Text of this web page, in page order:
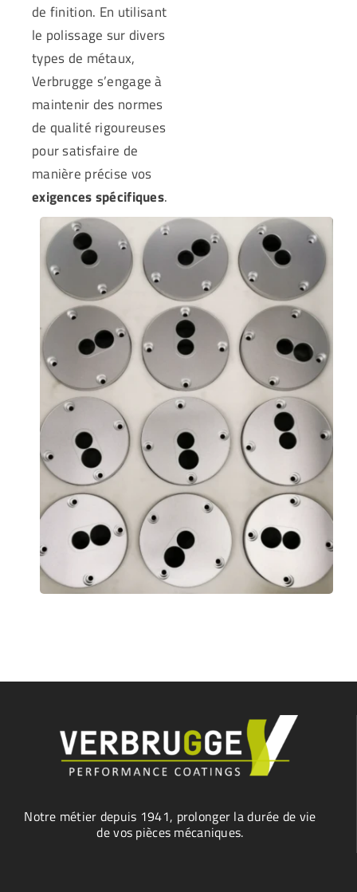
de finition. En utilisant
le polissage sur divers
types de métaux,
Verbrugge s’engage à
maintenir des normes
de qualité rigoureuses
pour satisfaire de
manière précise vos
exigences spécifiques.
Notre métier depuis 1941, prolonger la durée de vie
de vos pièces mécaniques.